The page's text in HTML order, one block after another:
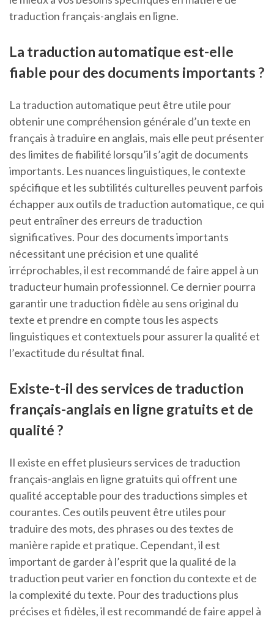
traduction français-anglais en ligne.
La traduction automatique est-elle
fiable pour des documents importants ?
La traduction automatique peut être utile pour
obtenir une compréhension générale d’un texte en
français à traduire en anglais, mais elle peut présenter
des limites de fiabilité lorsqu’il s’agit de documents
importants. Les nuances linguistiques, le contexte
spécifique et les subtilités culturelles peuvent parfois
échapper aux outils de traduction automatique, ce qui
peut entraîner des erreurs de traduction
significatives. Pour des documents importants
nécessitant une précision et une qualité
irréprochables, il est recommandé de faire appel à un
traducteur humain professionnel. Ce dernier pourra
garantir une traduction fidèle au sens original du
texte et prendre en compte tous les aspects
linguistiques et contextuels pour assurer la qualité et
l’exactitude du résultat final.
Existe-t-il des services de traduction
français-anglais en ligne gratuits et de
qualité ?
Il existe en effet plusieurs services de traduction
français-anglais en ligne gratuits qui offrent une
qualité acceptable pour des traductions simples et
courantes. Ces outils peuvent être utiles pour
traduire des mots, des phrases ou des textes de
manière rapide et pratique. Cependant, il est
important de garder à l’esprit que la qualité de la
traduction peut varier en fonction du contexte et de
la complexité du texte. Pour des traductions plus
précises et fidèles, il est recommandé de faire appel à